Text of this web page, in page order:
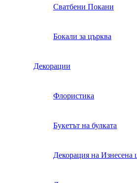
Сватбени Покани
Бокали за църква
Декорации
Флористика
Букетът на булката
Декорация на Изнесена